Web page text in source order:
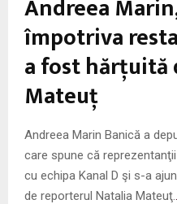
Andreea
împotriva
a fost hărţuită
Mateuţ
Andreea Marin Banică a
care spune că
cu echipa Kanal D şi s-a
de reporterul Natalia Mateuţ.